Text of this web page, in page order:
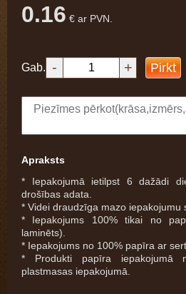
0.16 € ar PVN.
Gab. - + Pirkt
Apraksts
* Iepakojumā ietilpst 6 dažādi
drošības adata.
* Videi draudzīga mazo iepakojumu
* Iepakojums 100% tikai no
laminēts).
* Iepakojums no 100% papīra ar
* Produkti papīra iepakojumā
plastmasas iepakojumā.